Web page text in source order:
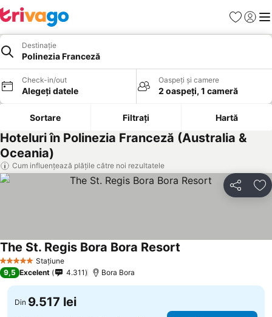
Favorite
Destinație
Polinezia Franceză
Check-in/out
Alegeți datele
Oaspeți și camere
2 oaspeți, 1 cameră
Sortare Filtrați Hartă
Hoteluri în Polinezia Franceză (Australia &
Oceania)
Cum influențează plățile către noi rezultatele
Distribuiți
5 Stele Stațiune
The St. Regis Bora Bora Resort
9,5 Excelent 4.311 Bora Bora
Din 9.517 lei